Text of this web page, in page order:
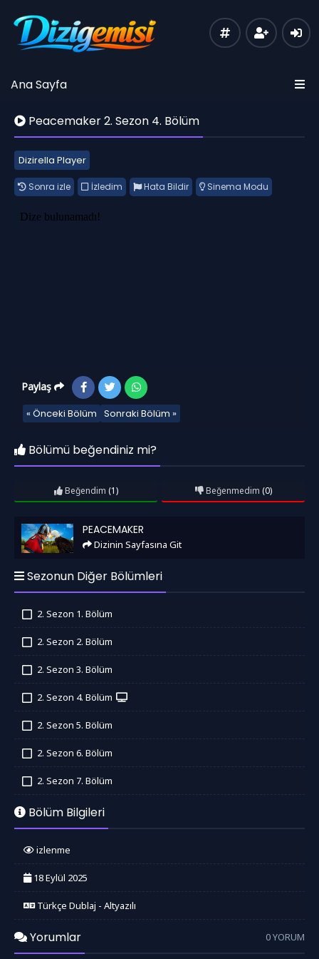
Ana Sayfa
Peacemaker 2. Sezon 4. Bölüm
Dizirella Player
Sonra izle İzledim Hata Bildir Sinema Modu
Paylaş
« Önceki Bölüm Sonraki Bölüm »
Bölümü beğendiniz mi?
Beğendim (1) Beğenmedim (0)
Peacemaker PEACEMAKER
Dizinin Sayfasına Git
Sezonun Diğer Bölümleri
2. Sezon 1. Bölüm
2. Sezon 2. Bölüm
2. Sezon 3. Bölüm
2. Sezon 4. Bölüm
2. Sezon 5. Bölüm
2. Sezon 6. Bölüm
2. Sezon 7. Bölüm
Bölüm Bilgileri
izlenme
18 Eylül 2025
Türkçe Dublaj - Altyazılı
Yorumlar 0 YORUM